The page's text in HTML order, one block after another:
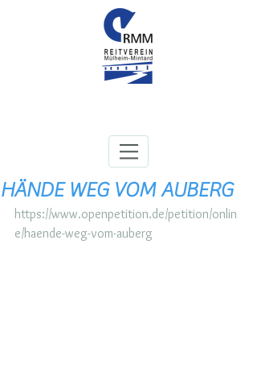
HÄNDE WEG VOM AUBERG
https://www.openpetition.de/petition/onlin
e/haende-weg-vom-auberg